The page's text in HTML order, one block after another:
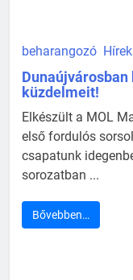
beharangozó Hírek
Dunaújvárosban
küzdelmeit!
Elkészült a MOL
első fordulós
csapatunk
sorozatban ...
Bővebben…